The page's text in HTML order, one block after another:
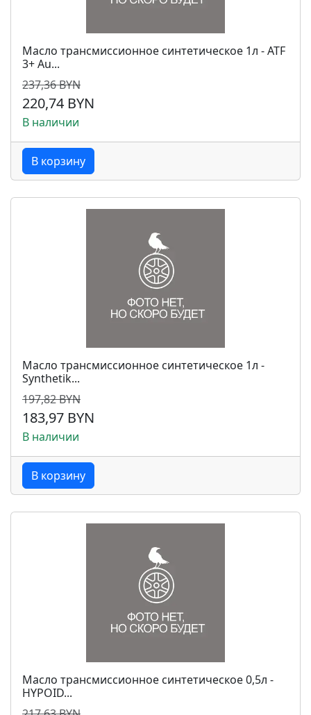
Масло трансмиссионное синтетическое 1л - ATF
3+ Au...
237,36 BYN
220,74 BYN
В наличии
В корзину
Масло трансмиссионное синтетическое 1л -
Synthetik...
197,82 BYN
183,97 BYN
В наличии
В корзину
Масло трансмиссионное синтетическое 0,5л -
HYPOID...